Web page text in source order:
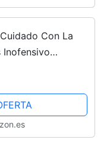
Con La
Inofensivo